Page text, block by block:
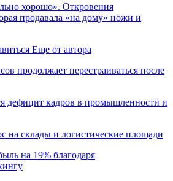
хорошо». Откровения
продавала «на дому» ножи и
Еще от автора
продолжает перестраиваться после
дефицит кадров в промышленности и
на склады и логистические площади
на 19% благодаря